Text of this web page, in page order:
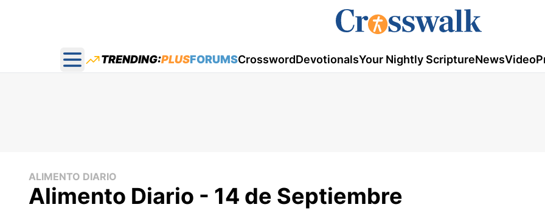
Open main menu
TRENDING:PLUSFORUMSCrosswordDevotionalsYour Nightly ScriptureNewsVideo
ALIMENTO DIARIO
Alimento Diario - 14 de Septiembre